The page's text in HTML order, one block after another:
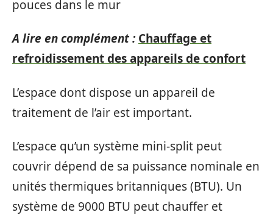
pouces dans le mur
A lire en complément : Chauffage et
refroidissement des appareils de confort
L’espace dont dispose un appareil de
traitement de l’air est important.
L’espace qu’un système mini-split peut
couvrir dépend de sa puissance nominale en
unités thermiques britanniques (BTU). Un
système de 9000 BTU peut chauffer et